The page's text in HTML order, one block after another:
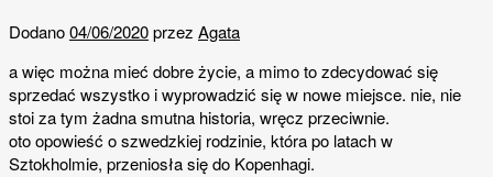
Dodano04/06/2020przez Agata
a więc można mieć dobre życie, a mimo to zdecydować się
sprzedać wszystko i wyprowadzić się w nowe miejsce. nie, nie
stoi za tym żadna smutna historia, wręcz przeciwnie.
oto opowieść o szwedzkiej rodzinie, która po latach w
Sztokholmie, przeniosła się do Kopenhagi.